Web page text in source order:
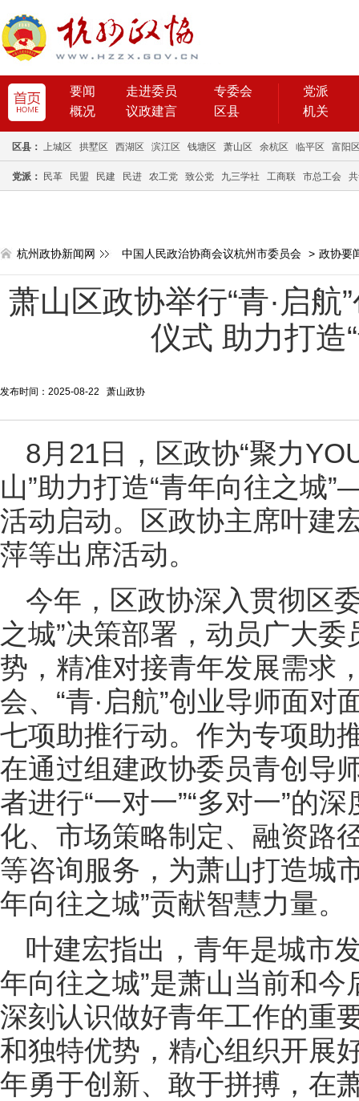
要闻 走进委员
专委会
概况
议政建言 区县
党派
机关
区县： 上城区 拱墅区 西湖区 滨江区 钱塘区 萧山区 余杭区 临平区 富阳
党派： 民革 民盟 民建 民进 农工党 致公党 九三学社 工商联 市总工会
杭州政协新闻网 中国人民政治协商会议杭州市委员会 > 政协要
萧山区政协举行“青·启
仪式 助力打造
发布时间：2025-08-22 萧山政协
8月21日，区政协“聚力
山”助力打造“青年向往之城
活动启动。区政协主席叶建
萍等出席活动。
今年，区政协深入贯彻区
之城”决策部署，动员广大
势，精准对接青年发展需求
会、“青·启航”创业导师面对
七项助推行动。作为专项助
在通过组建政协委员青创导
者进行“一对一”“多对一”的
化、市场策略制定、融资路
等咨询服务，为萧山打造城
年向往之城”贡献智慧力量。
叶建宏指出，青年是城市
年向往之城”是萧山当前和
深刻认识做好青年工作的重
和独特优势，精心组织开展
年勇于创新、敢于拼搏，在